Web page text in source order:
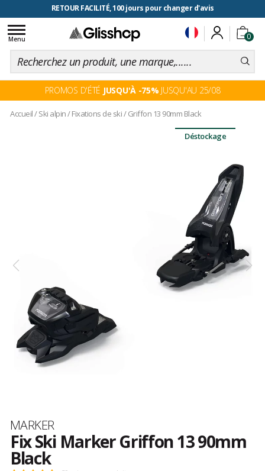
RETOUR FACILITÉ, 100 jours pour changer d'avis
0
Toggle
navigation
Menu
PROMOS D'ÉTÉ JUSQU'À -75% JUSQU'AU 25/08
Accueil/Ski alpin/Fixations de ski/Griffon 13 90mm Black
Déstockage
Marque
MARKER
Fix Ski Marker Griffon 13 90mm
Black